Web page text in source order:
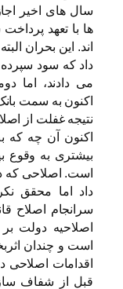
سال های اخیر
ها با تعهد
اند. این بحران
داد که سود
می دادند، اما
اکنون به سمت
نتیجه غفلت از
اکنون آن چه
بیشتری به وقوع
است. اصلاحی که
داد اما محقق
سرانجام اصلاح
اصلاحیه دولت بر
است و چندان
اقدامات اصلاحی
قبل از شفاف